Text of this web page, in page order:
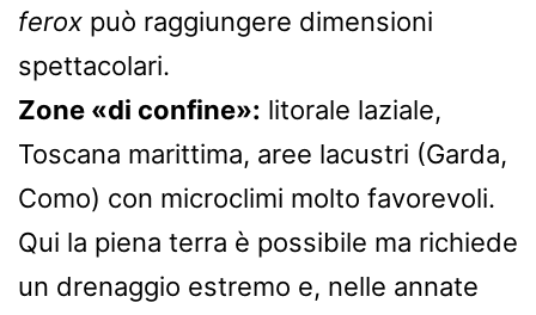
ferox può raggiungere dimensioni
spettacolari.
Zone «di confine»: litorale laziale,
Toscana marittima, aree lacustri (Garda,
Como) con microclimi molto favorevoli.
Qui la piena terra è possibile ma richiede
un drenaggio estremo e, nelle annate